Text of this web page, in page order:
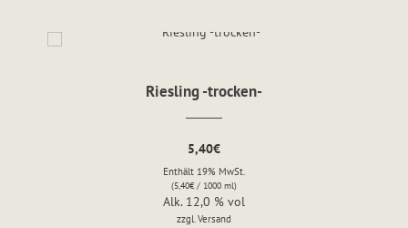
Riesling -trocken-
5,40€
Enthält 19% MwSt.
(5,40€ / 1000 ml)
Alk. 12,0 % vol
zzgl.Versand